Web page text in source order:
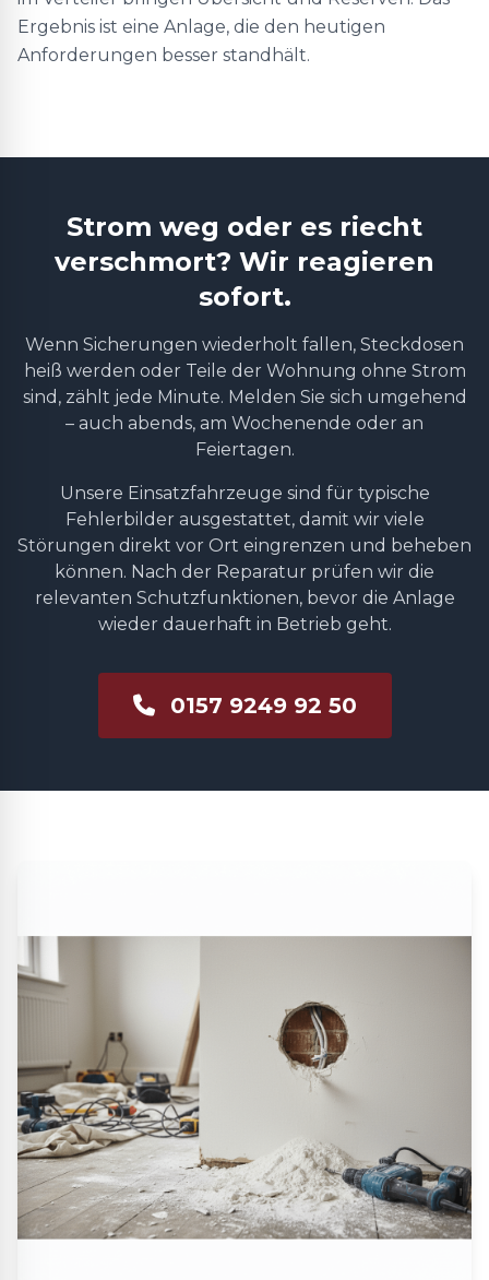
Ergebnis ist eine Anlage, die den heutigen
Anforderungen besser standhält.
Strom weg oder es riecht
verschmort? Wir reagieren
sofort.
Wenn Sicherungen wiederholt fallen, Steckdosen
heiß werden oder Teile der Wohnung ohne Strom
sind, zählt jede Minute. Melden Sie sich umgehend
– auch abends, am Wochenende oder an
Feiertagen.
Unsere Einsatzfahrzeuge sind für typische
Fehlerbilder ausgestattet, damit wir viele
Störungen direkt vor Ort eingrenzen und beheben
können. Nach der Reparatur prüfen wir die
relevanten Schutzfunktionen, bevor die Anlage
wieder dauerhaft in Betrieb geht.
0157 9249 92 50